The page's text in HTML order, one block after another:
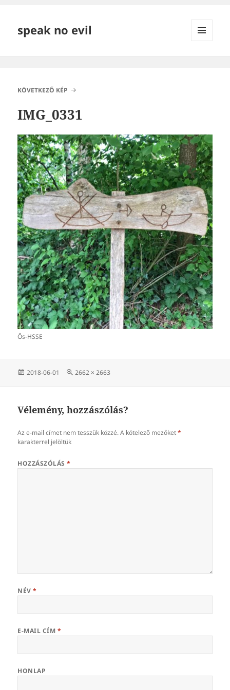
speak no evil
KÖVETKEZŐ KÉP
IMG_0331
Ős-HSSE
Közzétéve
2018-06-01
Teljes
2662 × 2663
Vélemény, hozzászólás?
Az e-mail címet nem tesszük közzé. A kötelező mezőket*
karakterrel jelöltük
HOZZÁSZÓLÁS*
NÉV*
E-MAIL CÍM *
HONLAP